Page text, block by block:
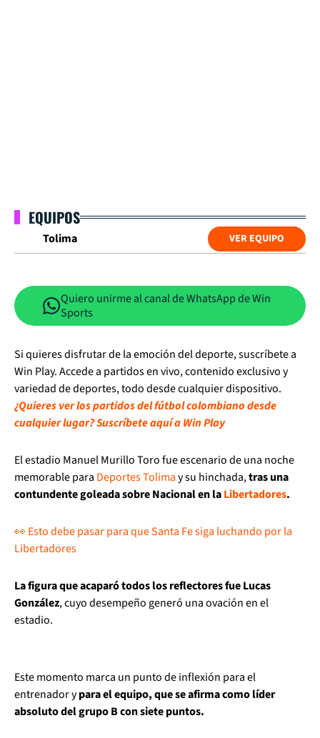
EQUIPOS
Tolima VER EQUIPO
Quiero unirme al canal de WhatsApp de Win
Sports
Si quieres disfrutar de la emoción del deporte, suscríbete a
Win Play. Accede a partidos en vivo, contenido exclusivo y
variedad de deportes, todo desde cualquier dispositivo.
¿Quieres ver los partidos del fútbol colombiano desde
cualquier lugar? Suscríbete aquí a Win Play
El estadio Manuel Murillo Toro fue escenario de una noche
memorable para Deportes Tolimay su hinchada,tras una
contundente goleada sobre Nacional en laLibertadores.
👀 Esto debe pasar para que Santa Fe siga luchando por la
Libertadores
La figura que acaparó todos los reflectores fue Lucas
González, cuyo desempeño generó una ovación en el
estadio.
Este momento marca un punto de inflexión para el
entrenador ypara el equipo, que se afirma como líder
absoluto del grupo B con siete puntos.